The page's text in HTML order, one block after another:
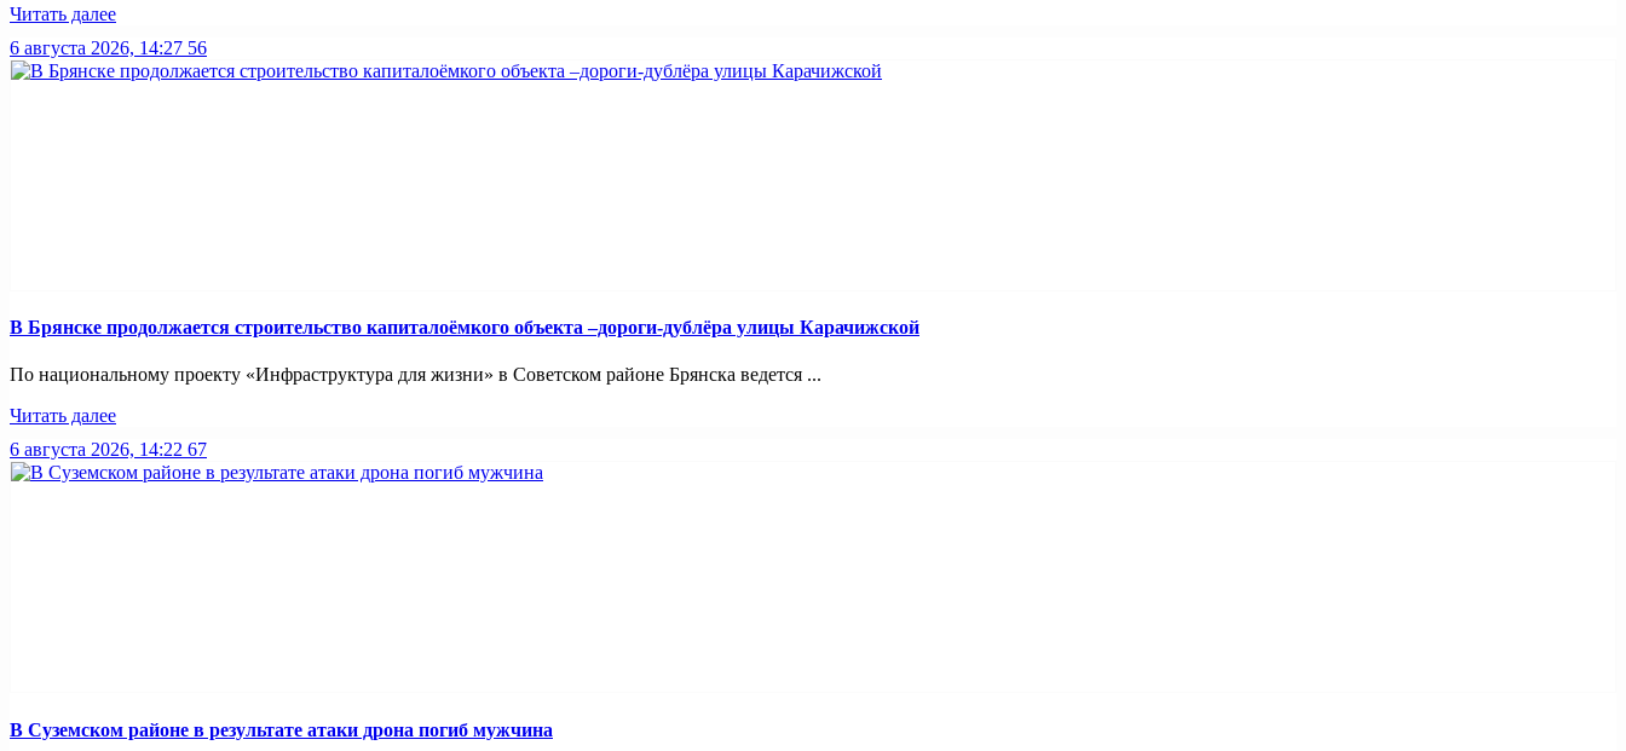
Читать далее
6 августа 2026, 14:27 56
В Брянске продолжается строительство капиталоёмкого объекта –дороги-дублёра улицы Карачижской
По национальному проекту «Инфраструктура для жизни» в Советском районе Брянска ведется ...
Читать далее
6 августа 2026, 14:22 67
В Суземском районе в результате атаки дрона погиб мужчина